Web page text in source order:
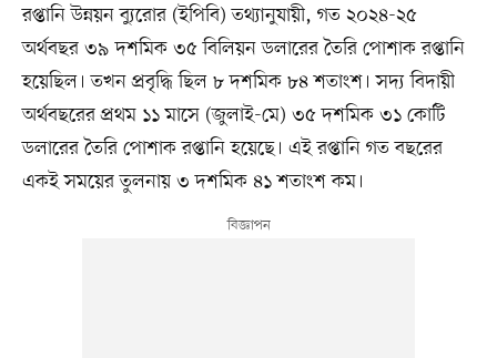
রপ্তানি উন্নয়ন ব্যুরোর (ইপিবি) তথ্যানুযায়ী, গত ২০২৪-২৫
অর্থবছর ৩৯ দশমিক ৩৫ বিলিয়ন ডলারের তৈরি পোশাক রপ্তানি
হয়েছিল। তখন প্রবৃদ্ধি ছিল ৮ দশমিক ৮৪ শতাংশ। সদ্য বিদায়ী
অর্থবছরের প্রথম ১১ মাসে (জুলাই-মে) ৩৫ দশমিক ৩১ কোটি
ডলারের তৈরি পোশাক রপ্তানি হয়েছে। এই রপ্তানি গত বছরের
একই সময়ের তুলনায় ৩ দশমিক ৪১ শতাংশ কম।